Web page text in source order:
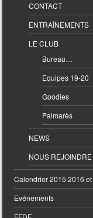
CONTACT
ENTRAÎNEMENTS
LE CLUB
Bureau…
Equipes 19-20
Goodies
Palmarès
NEWS
NOUS REJOINDRE
Calendrier 2015 2016
Evénements